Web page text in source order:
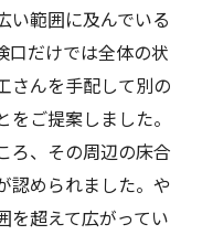
い範囲に及んでいる
口だけでは全体の状
さんを手配して別の
ご提案しました。
ろ、その周辺の床合
認められました。や
を超えて広がってい